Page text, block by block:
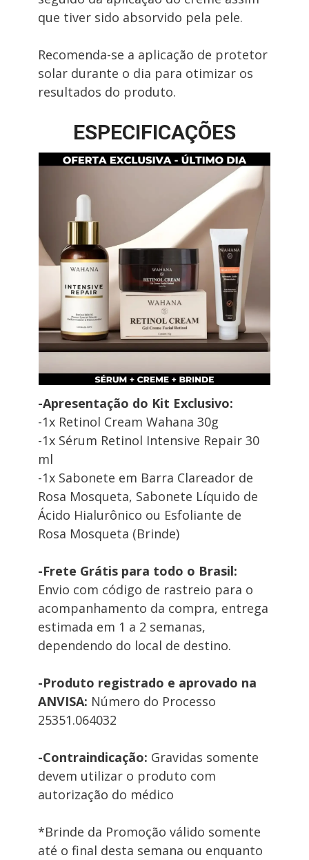
que tiver sido absorvido pela pele.
Recomenda-se a aplicação de protetor
solar durante o dia para otimizar os
resultados do produto.
ESPECIFICAÇÕES
-Apresentação do Kit Exclusivo:
-1x Retinol Cream Wahana 30g
-1x Sérum Retinol Intensive Repair 30
ml
-1x Sabonete em Barra Clareador de
Rosa Mosqueta, Sabonete Líquido de
Ácido Hialurônico ou Esfoliante de
Rosa Mosqueta (Brinde)
-Frete Grátis para todo o Brasil:
Envio com código de rastreio para o
acompanhamento da compra, entrega
estimada em 1 a 2 semanas,
dependendo do local de destino.
-Produto registrado e aprovado na
ANVISA: Número do Processo
25351.064032
-Contraindicação: Gravidas somente
devem utilizar o produto com
autorização do médico
*Brinde da Promoção válido somente
até o final desta semana ou enquanto